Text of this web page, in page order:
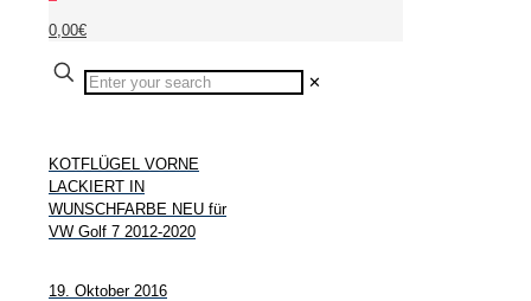
0,00€
✕
KOTFLÜGEL VORNE
LACKIERT IN
WUNSCHFARBE NEU für
VW Golf 7 2012-2020
19. Oktober 2016